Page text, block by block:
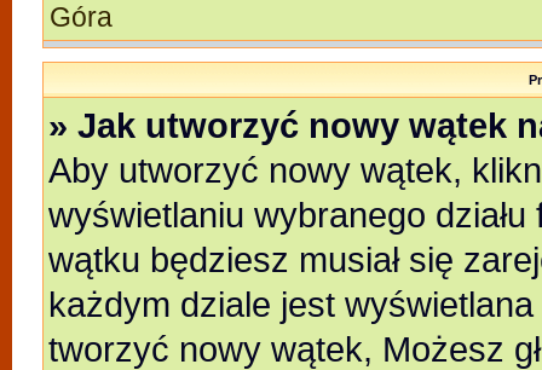
Góra
» Jak utworzyć nowy wątek
Aby utworzyć nowy wątek,
wyświetlaniu wybranego
wątku będziesz musiał się
każdym dziale jest
tworzyć nowy wątek, Możesz